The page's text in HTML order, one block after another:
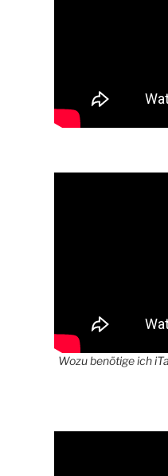
Wozu benötige ich